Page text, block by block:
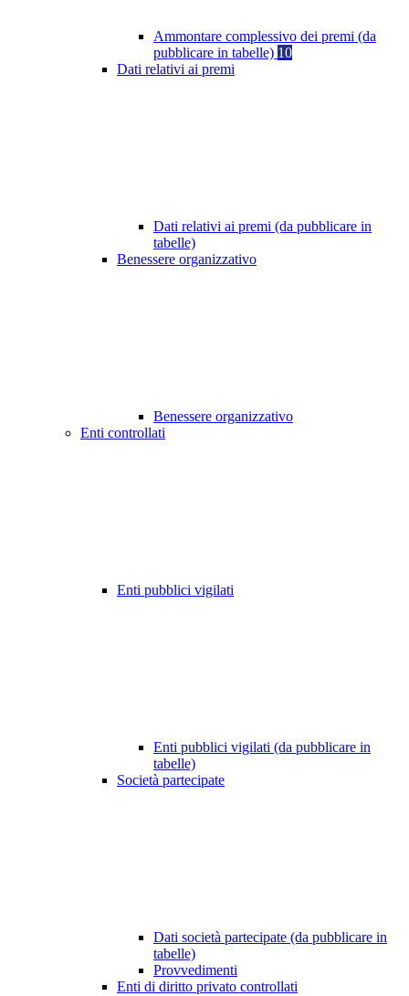
Ammontare complessivo dei premi (da
pubblicare in tabelle) 10
Dati relativi ai premi
Dati relativi ai premi (da pubblicare in
tabelle)
Benessere organizzativo
Benessere organizzativo
Enti controllati
Enti pubblici vigilati
Enti pubblici vigilati (da pubblicare in
tabelle)
Società partecipate
Dati società partecipate (da pubblicare in
tabelle)
Provvedimenti
Enti di diritto privato controllati